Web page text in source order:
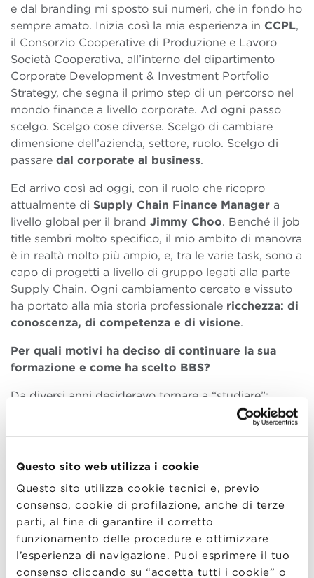
Questo sito web utilizza i cookie
Questo sito utilizza cookie tecnici e, previo
consenso, cookie di profilazione, anche di terze
parti, al fine di garantire il corretto
funzionamento delle procedure e ottimizzare
l’esperienza di navigazione. Puoi esprimere il tuo
consenso cliccando su “accetta tutti i cookie” o
e dal branding mi sposto sui numeri, che in fondo ho
sempre amato. Inizia così la mia esperienza in CCPL,
il Consorzio Cooperative di Produzione e Lavoro
Società Cooperativa, all’interno del dipartimento
Corporate Development & Investment Portfolio
Strategy, che segna il primo step di un percorso nel
mondo finance a livello corporate. Ad ogni passo
scelgo. Scelgo cose diverse. Scelgo di cambiare
dimensione dell’azienda, settore, ruolo. Scelgo di
passare dal corporate al business.
Ed arrivo così ad oggi, con il ruolo che ricopro
attualmente di Supply Chain Finance Manager a
livello global per il brand Jimmy Choo. Benché il job
title sembri molto specifico, il mio ambito di manovra
è in realtà molto più ampio, e, tra le varie task, sono a
capo di progetti a livello di gruppo legati alla parte
Supply Chain. Ogni cambiamento cercato e vissuto
ha portato alla mia storia professionale ricchezza: di
conoscenza, di competenza e di visione.
Per quali motivi ha deciso di continuare la sua
formazione e come ha scelto BBS?
Da diversi anni desideravo tornare a “studiare”:
“brain
. Questo perchè il mondo intorno a noi corre
se non abbiamo il desiderio e lo stimolo di “stare al
questa partita. Inoltre, quando si lavora nella stessa
realtà aziendale per anni, è inevitabile “accomodarsi”
sulle prassi consolidate, nonostante ci siano nuovi
progetti e colleghi. Così, decidere di continuare la
mia formazione in quel preciso momento è stata per